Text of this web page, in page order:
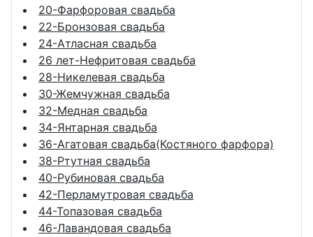
20-Фарфоровая свадьба
22-Бронзовая свадьба
24-Атласная свадьба
26 лет-Нефритовая свадьба
28-Никелевая свадьба
30-Жемчужная свадьба
32-Медная свадьба
34-Янтарная свадьба
36-Агатовая свадьба(Костяного фарфора)
38-Ртутная свадьба
40-Рубиновая свадьба
42-Перламутровая свадьба
44-Топазовая свадьба
46-Лавандовая свадьба